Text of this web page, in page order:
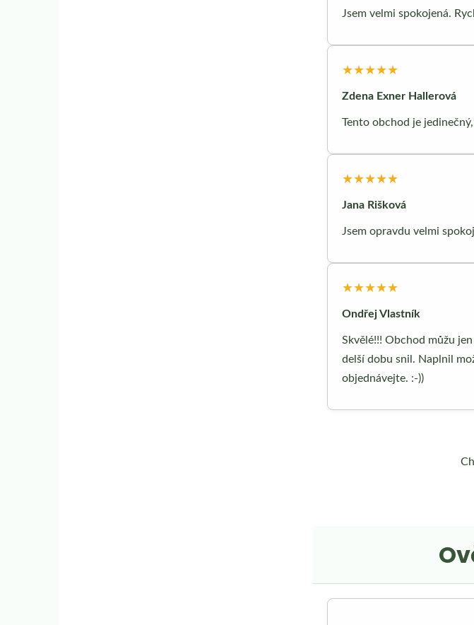
Jsem velmi spokojená.
★★★★★
Zdena Exner Hallerová
Tento obchod je
★★★★★
Jana Rišková
Jsem opravdu velmi
★★★★★
Ondřej Vlastník
Skvělé!!! Obchod můžu
delší dobu snil. Naplnil
objednávejte. :-))